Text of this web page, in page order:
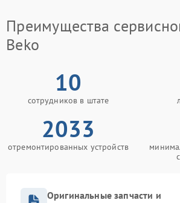
Преимущества
Beko
10
сотрудников в штате
2033
отремонтированных устройств
Оригинальные запчасти и